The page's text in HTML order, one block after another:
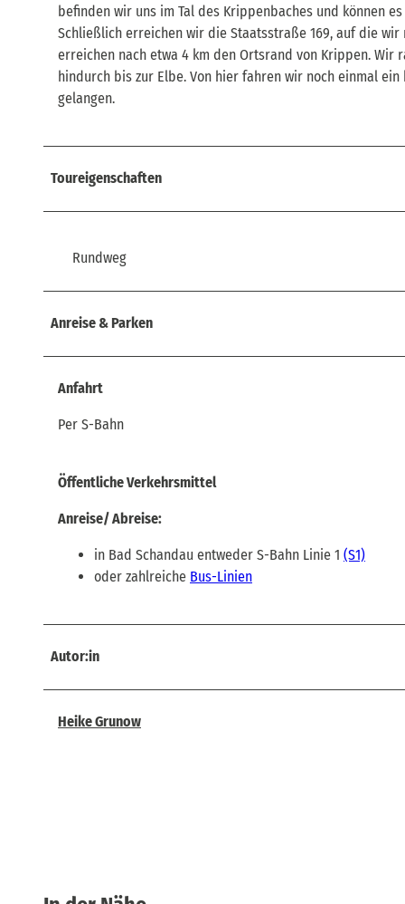
befinden wir uns im Tal des Krippenbaches und können
Schließlich erreichen wir die Staatsstraße 169, auf die
erreichen nach etwa 4 km den Ortsrand von Krippen.
hindurch bis zur Elbe. Von hier fahren wir noch einmal
gelangen.
Toureigenschaften
Rundweg
Anreise & Parken
Anfahrt
Per S-Bahn
Öffentliche Verkehrsmittel
Anreise/ Abreise:
in Bad Schandau entweder S-Bahn Linie 1 (S1)
oder zahlreiche Bus-Linien
Autor:in
Heike Grunow